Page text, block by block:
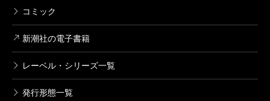
コミック
新潮社の電子書籍
レーベル・シリーズ一覧
発行形態一覧